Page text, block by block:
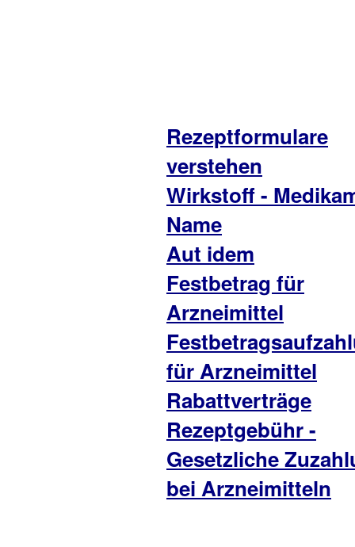
Rezeptformulare
verstehen
Wirkstoff -
Name
Aut idem
Festbetrag für
Arzneimittel
für Arzneimittel
Rabattverträge
Rezeptgebühr -
Gesetzliche
bei Arzneimitteln